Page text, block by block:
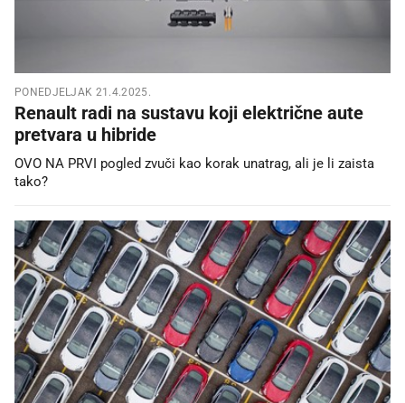
PONEDJELJAK 21.4.2025.
Renault radi na sustavu koji električne aute
pretvara u hibride
OVO NA PRVI pogled zvuči kao korak unatrag, ali je li zaista
tako?